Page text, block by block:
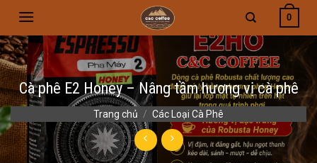
content
0
Cà phê E2 Honey – Nâng tầm hương vị cà phê
Trang chủ / Các Loại Cà Phê